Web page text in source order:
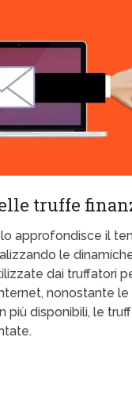
truffe
approfondisce il
le
dai truffatori
nonostante
più disponibili, le